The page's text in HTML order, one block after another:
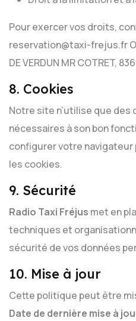
Pour exercer vos droits,
reservation@taxi-frejus.fr
DE VERDUN MR COTRET,
8. Cookies
Notre site n’utilise que
nécessaires à son bon
configurer votre
les cookies.
9. Sécurité
Radio Taxi Fréjus met en
techniques et
sécurité de vos données
10. Mise à jour
Cette politique peut être
Date de dernière mise à